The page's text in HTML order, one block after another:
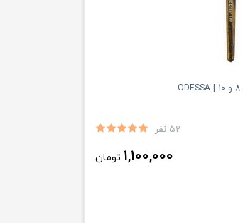
52 نفر
1,100,000 تومان